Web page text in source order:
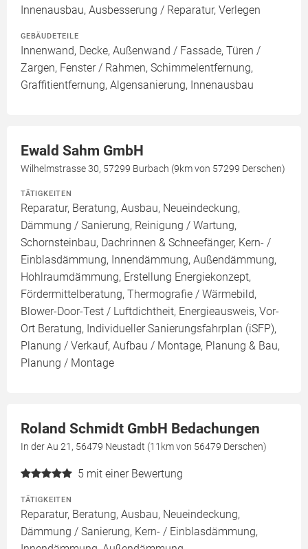
Innenausbau, Ausbesserung / Reparatur, Verlegen
GEBÄUDETEILE
Innenwand, Decke, Außenwand / Fassade, Türen /
Zargen, Fenster / Rahmen, Schimmelentfernung,
Graffitientfernung, Algensanierung, Innenausbau
Ewald Sahm GmbH
Wilhelmstrasse 30, 57299 Burbach (9km von 57299 Derschen)
TÄTIGKEITEN
Reparatur, Beratung, Ausbau, Neueindeckung,
Dämmung / Sanierung, Reinigung / Wartung,
Schornsteinbau, Dachrinnen & Schneefänger, Kern- /
Einblasdämmung, Innendämmung, Außendämmung,
Hohlraumdämmung, Erstellung Energiekonzept,
Fördermittelberatung, Thermografie / Wärmebild,
Blower-Door-Test / Luftdichtheit, Energieausweis, Vor-
Ort Beratung, Individueller Sanierungsfahrplan (iSFP),
Planung / Verkauf, Aufbau / Montage, Planung & Bau,
Planung / Montage
Roland Schmidt GmbH Bedachungen
In der Au 21, 56479 Neustadt (11km von 56479 Derschen)
5 mit einer Bewertung
TÄTIGKEITEN
Reparatur, Beratung, Ausbau, Neueindeckung,
Dämmung / Sanierung, Kern- / Einblasdämmung,